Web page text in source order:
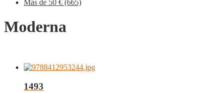
Más de 50 € (665)
Moderna
1493